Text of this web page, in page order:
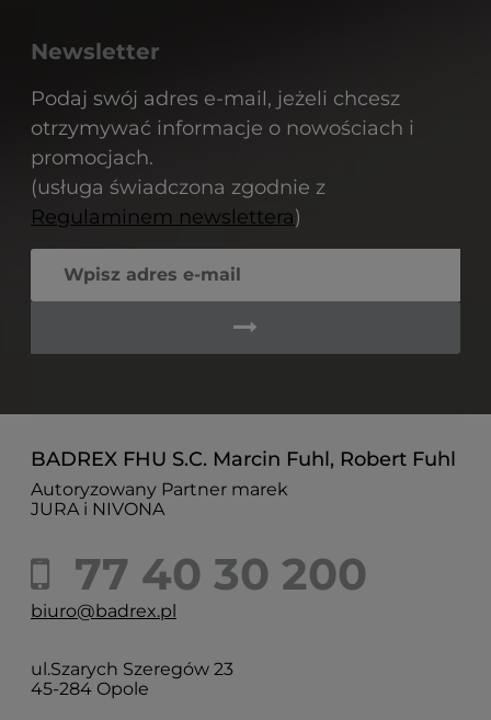
Newsletter
Podaj swój adres e-mail, jeżeli chcesz
otrzymywać informacje o nowościach i
promocjach.
(usługa świadczona zgodnie z
Regulaminem newslettera)
BADREX FHU S.C. Marcin Fuhl, Robert Fuhl
Autoryzowany Partner marek
JURA i NIVONA
77 40 30 200
biuro@badrex.pl
ul.Szarych Szeregów 23
45-284 Opole